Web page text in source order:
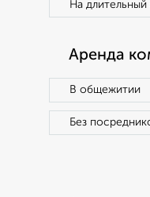
На длительный
Аренда
В общежитии
Без